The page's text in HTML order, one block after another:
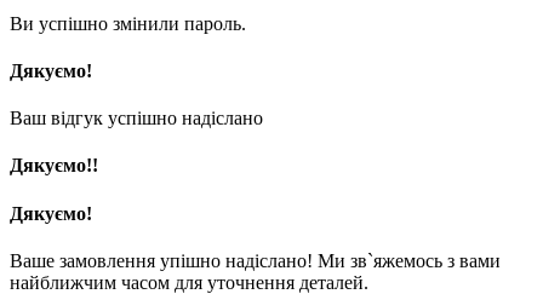
Ви успішно змінили пароль.
Дякуємо!
Ваш відгук успішно надіслано
Дякуємо!!
Дякуємо!
Ваше замовлення упішно надіслано! Ми зв`яжемось з вами
найближчим часом для уточнення деталей.